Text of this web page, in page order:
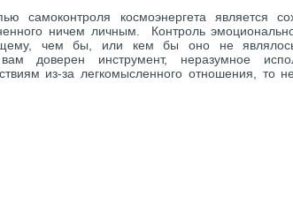
самоконтроля космоэнергета является
ничем личным. Контроль
чем бы, или кем бы оно не
доверен инструмент, неразумное
из-за легкомысленного отношения, то